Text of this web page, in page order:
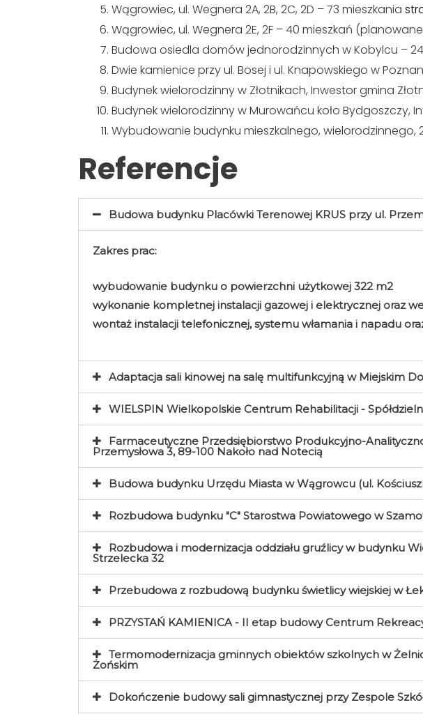
Wągrowiec, ul. Wegnera 2A, 2B, 2C, 2D – 73 mieszkania
Wągrowiec, ul. Wegnera 2E, 2F – 40 mieszkań
Budowa osiedla domów jednorodzinnych w Kobylcu –
Dwie kamienice przy ul. Bosej i ul. Knapowskiego w
Budynek wielorodzinny w Złotnikach, Inwestor gmina
Budynek wielorodzinny w Murowańcu koło Bydgoszczy,
Wybudowanie budynku mieszkalnego, wielorodzinnego,
Referencje
Budowa budynku Placówki Terenowej KRUS przy ul.
Zakres prac:
wybudowanie budynku o powierzchni użytkowej 322 m2
wykonanie kompletnej instalacji gazowej i elektrycznej oraz
wontaż instalacji telefonicznej, systemu włamania i napadu
Adaptacja sali kinowej na salę multifunkcyjną w Miejskim
WIELSPIN Wielkopolskie Centrum Rehabilitacji -
Farmaceutyczne Przedsiębiorstwo Produkcyjno-
Przemysłowa 3, 89-100 Nakoło nad Notecią
Budowa budynku Urzędu Miasta w Wągrowcu (ul.
Rozbudowa budynku "C" Starostwa Powiatowego w
Rozbudowa i modernizacja oddziału gruźlicy w budynku
Strzelecka 32
Przebudowa z rozbudową budynku świetlicy wiejskiej w
PRZYSTAŃ KAMIENICA - II etap budowy Centrum
Termomodernizacja gminnych obiektów szkolnych w
Żońskim
Dokończenie budowy sali gimnastycznej przy Zespole